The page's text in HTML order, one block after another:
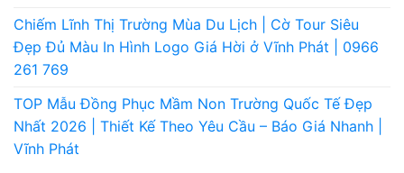
Chiếm Lĩnh Thị Trường Mùa Du Lịch | Cờ Tour Siêu
Đẹp Đủ Màu In Hình Logo Giá Hời ở Vĩnh Phát | 0966
261 769
TOP Mẫu Đồng Phục Mầm Non Trường Quốc Tế Đẹp
Nhất 2026 | Thiết Kế Theo Yêu Cầu – Báo Giá Nhanh |
Vĩnh Phát